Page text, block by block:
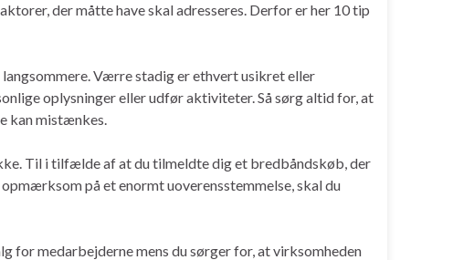
der måtte have skal adresseres. Derfor er her 10 tip
Værre stadig er ethvert usikret eller
oplysninger eller udfør aktiviteter. Så sørg altid for, at
kan mistænkes.
Til i tilfælde af at du tilmeldte dig et bredbåndskøb, der
på et enormt uoverensstemmelse, skal du
for medarbejderne mens du sørger for, at virksomheden